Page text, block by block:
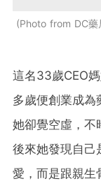
Photo from DC藥
這名33歲CEO
多歲便創業成為
她卻覺空虛，不
後來她發現自己
愛，而是跟親生